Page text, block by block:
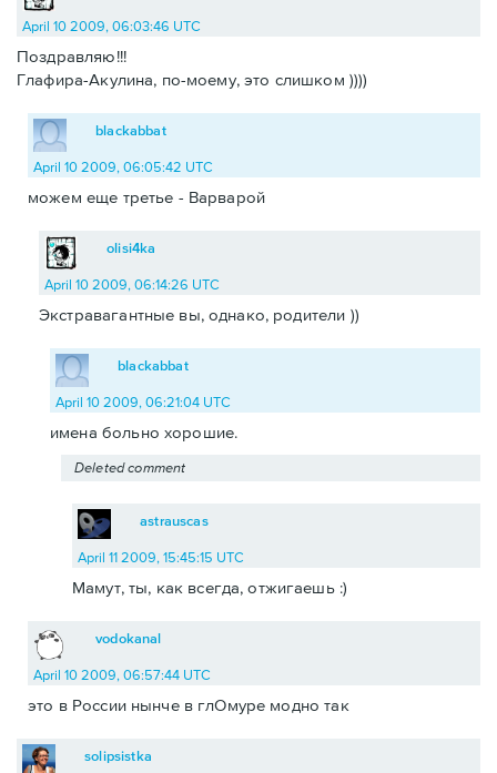
April 10 2009, 06:03:46 UTC
Поздравляю!!!
Глафира-Акулина, по-моему, это слишком ))))
blackabbat
April 10 2009, 06:05:42 UTC
можем еще третье - Варварой
olisi4ka
April 10 2009, 06:14:26 UTC
Экстравагантные вы, однако, родители ))
blackabbat
April 10 2009, 06:21:04 UTC
имена больно хорошие.
Deleted comment
astrauscas
April 11 2009, 15:45:15 UTC
Мамут, ты, как всегда, отжигаешь :)
vodokanal
April 10 2009, 06:57:44 UTC
это в России нынче в глОмуре модно так
solipsistka